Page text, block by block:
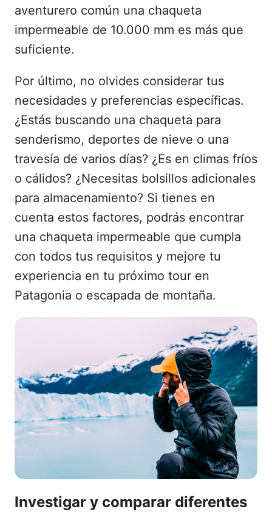
aventurero común una chaqueta
impermeable de 10.000 mm es más que
suficiente.
Por último, no olvides considerar tus
necesidades y preferencias específicas.
¿Estás buscando una chaqueta para
senderismo, deportes de nieve o una
travesía de varios días? ¿Es en climas fríos
o cálidos? ¿Necesitas bolsillos adicionales
para almacenamiento? Si tienes en
cuenta estos factores, podrás encontrar
una chaqueta impermeable que cumpla
con todos tus requisitos y mejore tu
experiencia en tu próximo tour en
Patagonia o escapada de montaña.
Investigar y comparar diferentes